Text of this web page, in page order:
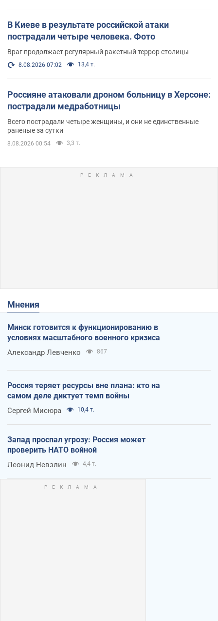
В Киеве в результате российской атаки
пострадали четыре человека. Фото
Враг продолжает регулярный ракетный террор столицы
8.08.2026 07:02 13,4 т.
Россияне атаковали дроном больницу в Херсоне:
пострадали медработницы
Всего пострадали четыре женщины, и они не единственные
раненые за сутки
8.08.2026 00:54 3,3 т.
Мнения
Минск готовится к функционированию в
условиях масштабного военного кризиса
Александр Левченко 867
Россия теряет ресурсы вне плана: кто на
самом деле диктует темп войны
Сергей Мисюра 10,4 т.
Запад проспал угрозу: Россия может
проверить НАТО войной
Леонид Невзлин 4,4 т.